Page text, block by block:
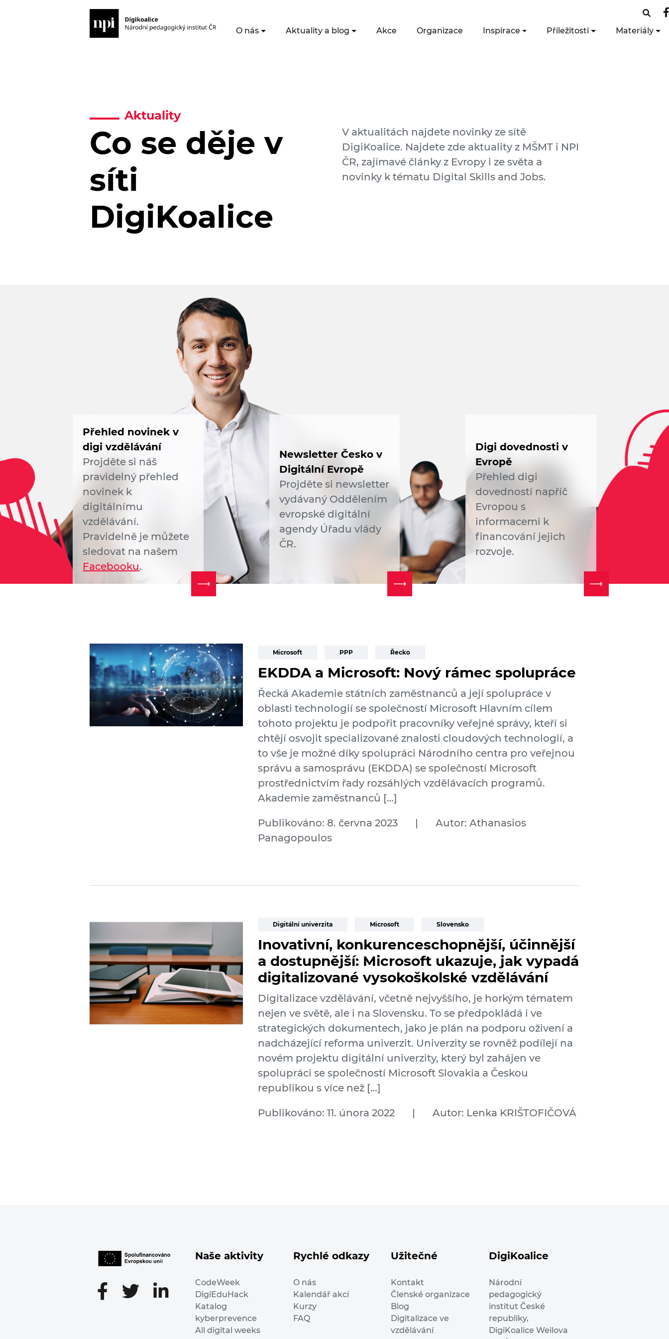
O nás Aktuality a blog Akce Organizace Inspirace Příležitosti Materiály
Aktuality
Co se děje v
síti
DigiKoalice
V aktualitách najdete novinky ze sítě
DigiKoalice. Najdete zde aktuality z MŠMT i NPI
ČR, zajímavé články z Evropy i ze světa a
novinky k tématu Digital Skills and Jobs.
Přehled novinek v
digi vzdělávání
Projděte si náš
pravidelný přehled
novinek k
digitálnímu
vzdělávání.
Pravidelně je můžete
sledovat na našem
Facebooku.
Newsletter Česko v
Digitální Evropě
Projděte si newsletter
vydávaný Oddělením
evropské digitální
agendy Úřadu vlády
ČR.
Digi dovednosti v
Evropě
Přehled digi
dovedností napříč
Evropou s
informacemi k
financování jejich
rozvoje.
Microsoft PPP Řecko
EKDDA a Microsoft: Nový rámec spolupráce
Řecká Akademie státních zaměstnanců a její spolupráce v
oblasti technologií se společností Microsoft Hlavním cílem
tohoto projektu je podpořit pracovníky veřejné správy, kteří si
chtějí osvojit specializované znalosti cloudových technologií, a
to vše je možné díky spolupráci Národního centra pro veřejnou
správu a samosprávu (EKDDA) se společností Microsoft
prostřednictvím řady rozsáhlých vzdělávacích programů.
Akademie zaměstnanců […]
Publikováno: 8. června 2023 |
Autor: Athanasios
Panagopoulos
Digitální univerzita Microsoft Slovensko
Inovativní, konkurenceschopnější, účinnější
a dostupnější: Microsoft ukazuje, jak vypadá
digitalizované vysokoškolské vzdělávání
Digitalizace vzdělávání, včetně nejvyššího, je horkým tématem
nejen ve světě, ale i na Slovensku. To se předpokládá i ve
strategických dokumentech, jako je plán na podporu oživení a
nadcházející reforma univerzit. Univerzity se rovněž podílejí na
novém projektu digitální univerzity, který byl zahájen ve
spolupráci se společností Microsoft Slovakia a Českou
republikou s více než […]
Publikováno: 11. února 2022 | Autor: Lenka KRIŠTOFIČOVÁ
Naše aktivity
CodeWeek
DigiEduHack
Katalog
kyberprevence
All digital weeks
Rychlé odkazy
O nás
Kalendář akcí
Kurzy
FAQ
Užitečné
Kontakt
Členské organizace
Blog
Digitalizace ve
vzdělávání
DigiKoalice
Národní
pedagogický
institut České
republiky,
DigiKoalice Weilova